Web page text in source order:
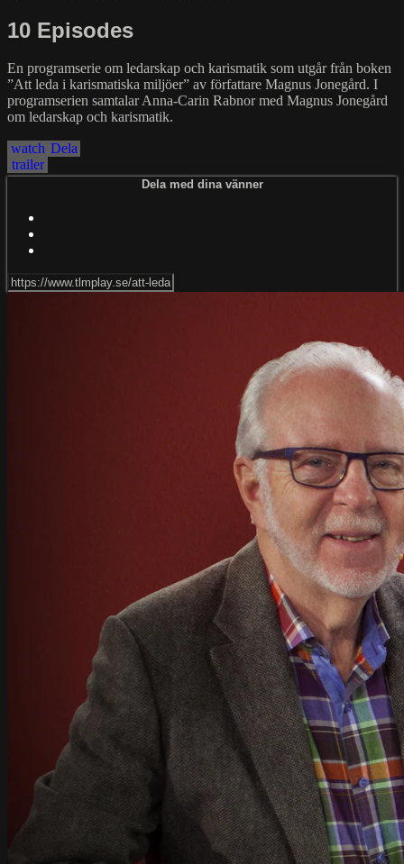
10 Episodes
En programserie om ledarskap och karismatik som utgår från boken
”Att leda i karismatiska miljöer” av författare Magnus Jonegård. I
programserien samtalar Anna-Carin Rabnor med Magnus Jonegård
om ledarskap och karismatik.